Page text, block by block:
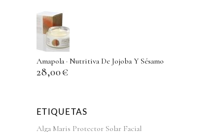
Amapola · Nutritiva De Jojoba Y Sésamo
28,00€
ETIQUETAS
Alga Maris Protector Solar Facial